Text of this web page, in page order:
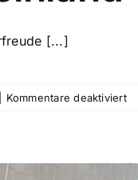
[...]
Kommentare deaktiviertfür